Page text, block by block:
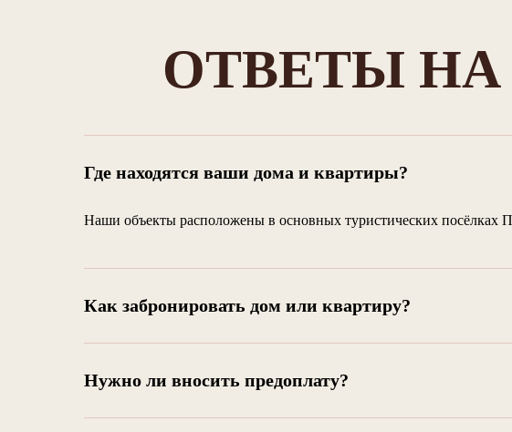
ОТВЕТЫ
Где находятся ваши дома и квартиры?
Наши объекты расположены в основных туристических посёлках
Как забронировать дом или квартиру?
Нужно ли вносить предоплату?